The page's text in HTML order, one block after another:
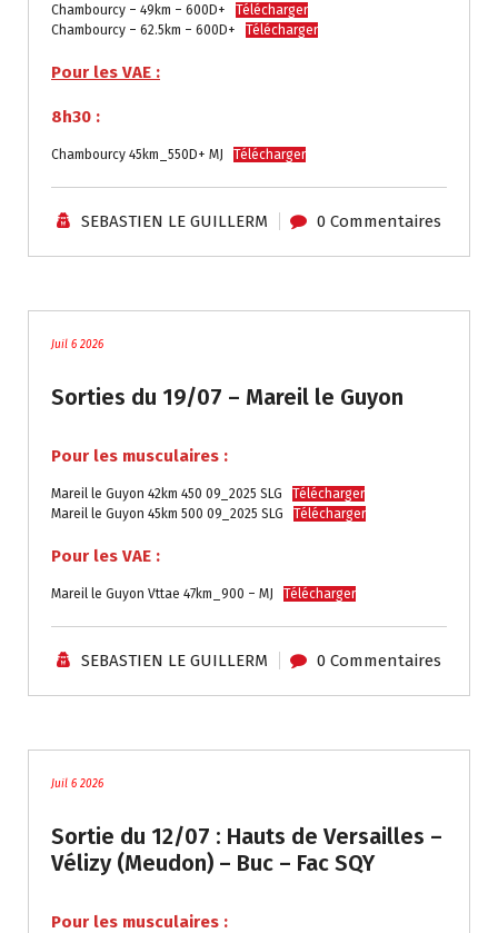
Chambourcy – 49km – 600D+
Télécharger
Chambourcy – 62.5km – 600D+
Télécharger
Pour les VAE :
8h30 :
Chambourcy 45km_550D+ MJ Télécharger
SEBASTIEN LE GUILLERM 0 Commentaires
Juil 6 2026
Sorties du 19/07 – Mareil le Guyon
Pour les musculaires :
Mareil le Guyon 42km 450 09_2025 SLG
Télécharger
Mareil le Guyon 45km 500 09_2025 SLG
Télécharger
Pour les VAE :
Mareil le Guyon Vttae 47km_900 – MJ Télécharger
SEBASTIEN LE GUILLERM 0 Commentaires
Juil 6 2026
Sortie du 12/07 : Hauts de Versailles –
Vélizy (Meudon) – Buc – Fac SQY
Pour les musculaires :